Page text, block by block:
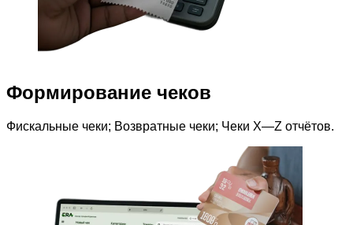
Формирование чеков
Фискальные чеки; Возвратные чеки; Чеки Х—Z отчётов.